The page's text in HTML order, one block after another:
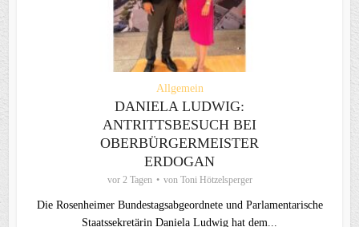
Allgemein
DANIELA LUDWIG:
ANTRITTSBESUCH BEI
OBERBÜRGERMEISTER
ERDOGAN
vor 2 Tagen von Toni Hötzelsperger
Die Rosenheimer Bundestagsabgeordnete und Parlamentarische
Staatssekretärin Daniela Ludwig hat dem...